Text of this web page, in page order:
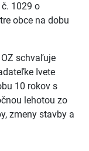
1029 o
obce na dobu
schvaľuje
Ivete
10 rokov s
lehotou zo
zmeny stavby a